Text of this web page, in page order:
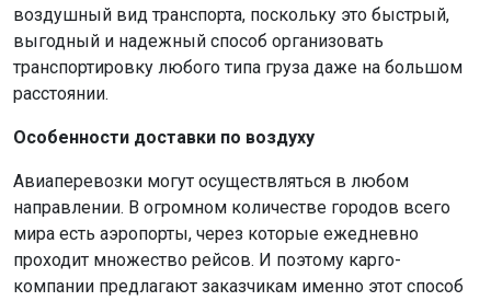
воздушный вид транспорта, поскольку это быстрый,
выгодный и надежный способ организовать
транспортировку любого типа груза даже на большом
расстоянии.
Особенности доставки по воздуху
Авиаперевозки могут осуществляться в любом
направлении. В огромном количестве городов всего
мира есть аэропорты, через которые ежедневно
проходит множество рейсов. И поэтому карго-
компании предлагают заказчикам именно этот способ